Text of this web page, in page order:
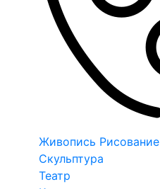
Живопись Рисование
Скульптура
Театр